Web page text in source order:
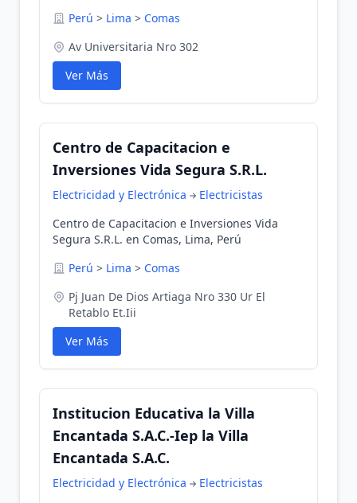
Perú > Lima > Comas
Av Universitaria Nro 302
Ver Más
Centro de Capacitacion e
Inversiones Vida Segura S.R.L.
Electricidad y Electrónica
Electricistas
Centro de Capacitacion e Inversiones Vida
Segura S.R.L. en Comas, Lima, Perú
Perú > Lima > Comas
Pj Juan De Dios Artiaga Nro 330 Ur El
Retablo Et.Iii
Ver Más
Institucion Educativa la Villa
Encantada S.A.C.-Iep la Villa
Encantada S.A.C.
Electricidad y Electrónica
Electricistas